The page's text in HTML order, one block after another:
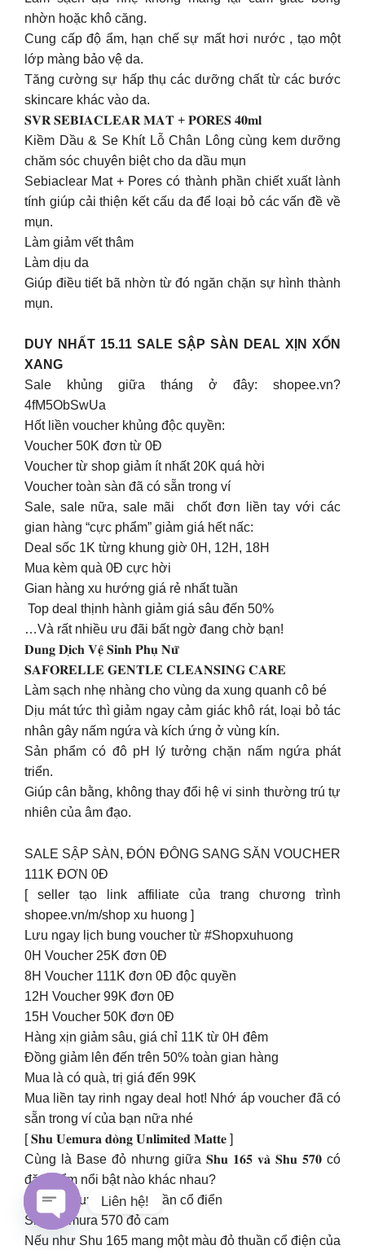
nhờn hoặc khô căng.
Cung cấp độ ẩm, hạn chế sự mất hơi nước , tạo một
lớp màng bảo vệ da.
Tăng cường sự hấp thụ các dưỡng chất từ các bước
skincare khác vào da.
𝐒𝐕𝐑 𝐒𝐄𝐁𝐈𝐀𝐂𝐋𝐄𝐀𝐑 𝐌𝐀𝐓 + 𝐏𝐎𝐑𝐄𝐒 𝟒𝟎𝐦𝐥
Kiềm Dầu & Se Khít Lỗ Chân Lông cùng kem dưỡng
chăm sóc chuyên biệt cho da dầu mụn
Sebiaclear Mat + Pores có thành phần chiết xuất lành
tính giúp cải thiện kết cấu da để loại bỏ các vấn đề về
mụn.
Làm giảm vết thâm
Làm dịu da
Giúp điều tiết bã nhờn từ đó ngăn chặn sự hình thành
mụn.
DUY NHẤT 15.11 SALE SẬP SÀN DEAL XỊN XỐN
XANG
Sale khủng giữa tháng ở đây: shopee.vn?
4fM5ObSwUa
Hốt liền voucher khủng độc quyền:
Voucher 50K đơn từ 0Đ
Voucher từ shop giảm ít nhất 20K quá hời
Voucher toàn sàn đã có sẵn trong ví
Sale, sale nữa, sale mãi ️ chốt đơn liền tay với các
gian hàng “cực phẩm” giảm giá hết nấc:
Deal sốc 1K từng khung giờ 0H, 12H, 18H
Mua kèm quà 0Đ cực hời
Gian hàng xu hướng giá rẻ nhất tuần
️ Top deal thịnh hành giảm giá sâu đến 50%
…Và rất nhiều ưu đãi bất ngờ đang chờ bạn!
𝐃𝐮𝐧𝐠 𝐃𝐢̣𝐜𝐡 𝐕𝐞̣̂ 𝐒𝐢𝐧𝐡 𝐏𝐡𝐮̣ 𝐍𝐮̛̃
𝐒𝐀𝐅𝐎𝐑𝐄𝐋𝐋𝐄 𝐆𝐄𝐍𝐓𝐋𝐄 𝐂𝐋𝐄𝐀𝐍𝐒𝐈𝐍𝐆 𝐂𝐀𝐑𝐄
Làm sạch nhẹ nhàng cho vùng da xung quanh cô bé
Dịu mát tức thì giảm ngay cảm giác khô rát, loại bỏ tác
nhân gây nấm ngứa và kích ứng ở vùng kín.
Sản phẩm có đô pH lý tưởng chặn nấm ngứa phát
triển.
Giúp cân bằng, không thay đổi hệ vi sinh thường trú tự
nhiên của âm đạo.
SALE SẬP SÀN, ĐÓN ĐÔNG SANG SĂN VOUCHER
111K ĐƠN 0Đ
[ seller tạo link affiliate của trang chương trình
shopee.vn/m/shop xu huong ]
Lưu ngay lịch bung voucher từ #Shopxuhuong
0H Voucher 25K đơn 0Đ
8H Voucher 111K đơn 0Đ độc quyền
12H Voucher 99K đơn 0Đ
15H Voucher 50K đơn 0Đ
Hàng xịn giảm sâu, giá chỉ 11K từ 0H đêm
Đồng giảm lên đến trên 50% toàn gian hàng
Mua là có quà, trị giá đến 99K
Mua liền tay rinh ngay deal hot! Nhớ áp voucher đã có
sẵn trong ví của bạn nữa nhé
[ 𝐒𝐡𝐮 𝐔𝐞𝐦𝐮𝐫𝐚 𝐝𝐨̀𝐧𝐠 𝐔𝐧𝐥𝐢𝐦𝐢𝐭𝐞𝐝 𝐌𝐚𝐭𝐭𝐞 ]
Cùng là Base đỏ nhưng giữa 𝐒𝐡𝐮 𝟏𝟔𝟓 𝐯𝐚̀ 𝐒𝐡𝐮 𝟓𝟕𝟎 có
đặc điểm nổi bật nào khác nhau?
Shu Uemura 165 đỏ thuần cổ điển
Shu Uemura 570 đỏ cam
Nếu như Shu 165 mang một màu đỏ thuần cổ điện của
Liên hệ!
Open